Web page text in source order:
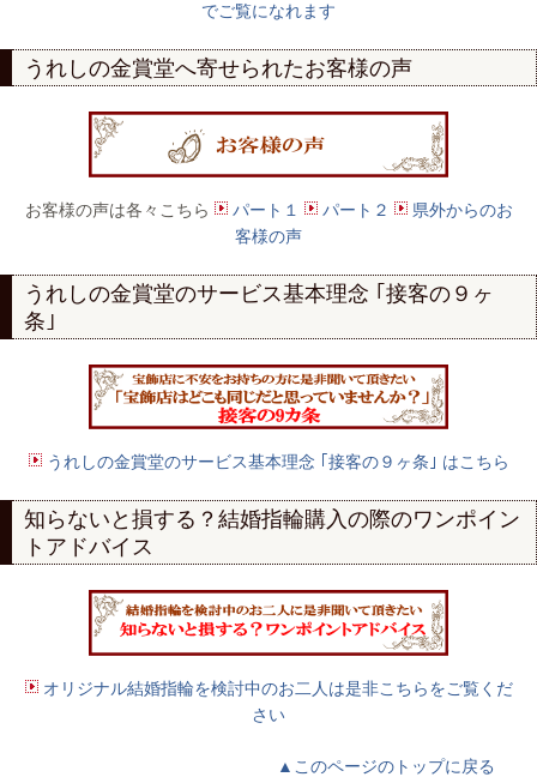
でご覧になれます
うれしの金賞堂へ寄せられたお客様の声
お客様の声は各々こちら パート１ パート２
県外からのお
客様の声
うれしの金賞堂のサービス基本理念 ｢接客の９ヶ
条｣
うれしの金賞堂のサービス基本理念 ｢接客の９ヶ条｣ はこちら
知らないと損する？結婚指輪購入の際のワンポイン
トアドバイス
オリジナル結婚指輪を検討中のお二人は是非こちらをご覧くだ
さい
▲このページのトップに戻る